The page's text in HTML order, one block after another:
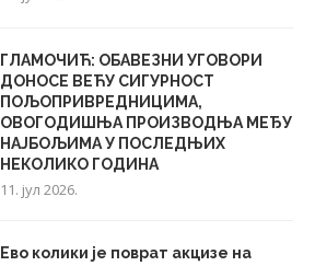
ГЛАМОЧИЋ: ОБАВЕЗНИ УГОВОРИ
ДОНОСЕ ВЕЋУ СИГУРНОСТ
ПОЉОПРИВРЕДНИЦИМА,
ОВОГОДИШЊА ПРОИЗВОДЊА МЕЂУ
НАЈБОЉИМА У ПОСЛЕДЊИХ
НЕКОЛИКО ГОДИНА
11. јул 2026.
Ево колики је поврат акцизе на